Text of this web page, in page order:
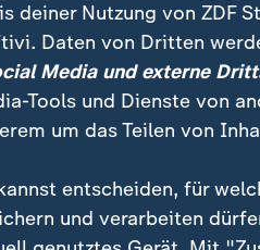
Lachsindustrie ist schon
NRK aufgedeckt, dass
geliefert wurde.
deiner Nutzung von ZDF
Daten von Dritten
Media und externe
Tools und Dienste von
um das Teilen von
entscheiden, für
und verarbeiten